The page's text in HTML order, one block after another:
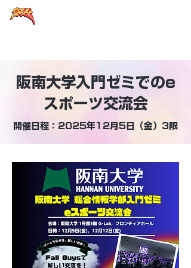
大阪eスポーツラウンドテーブル
阪南大学入門ゼミでのe
スポーツ交流会
開催日程：2025年12月5日（金）3限